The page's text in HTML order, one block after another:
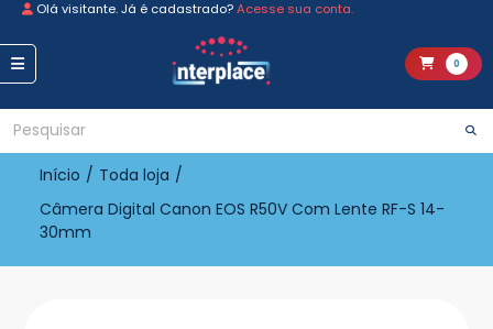
Olá visitante. Já é cadastrado?Acesse sua conta.
0
Início / Toda loja /
Câmera Digital Canon EOS R50V Com Lente RF-S 14-
30mm